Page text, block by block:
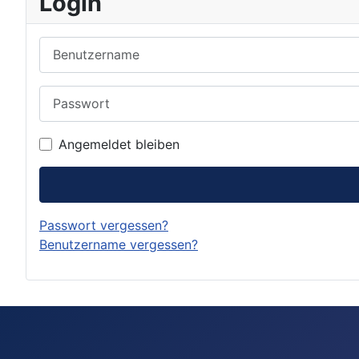
Angemeldet bleiben
Passwort vergessen?
Benutzername vergessen?